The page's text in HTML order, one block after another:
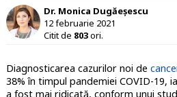
Dr. Monica Dugăeșescu
12 februarie 2021
Citit de 803ori.
Diagnosticarea cazurilor noi de
38% în timpul pandemiei COVID-19,
a fost mai ridicată, conform unui